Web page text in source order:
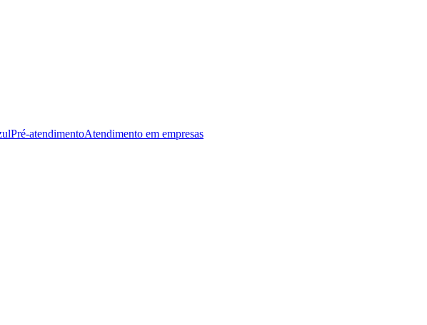
Pré-atendimentoAtendimento em empresas